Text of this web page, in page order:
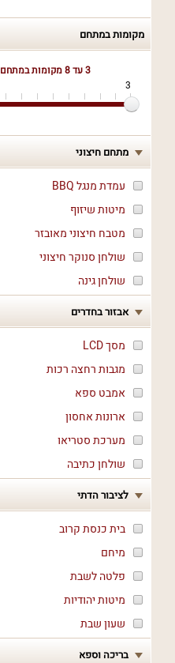
מקומות במתחם
3 עד 8
מקומות במתחם
3
מתחם חיצוני
עמדת מנגל BBQ
מיטות שיזוף
מטבח חיצוני מאובזר
שולחן סנוקר חיצוני
שולחן גינה
אבזור בחדרים
מסך LCD
מגבות רחצה רכות
אמבט ספא
ארונות אחסון
מערכת סטריאו
שולחן כתיבה
לציבור הדתי
בית כנסת קרוב
מיחם
פלטה לשבת
מיטות יהודיות
שעון שבת
בריכה וספא